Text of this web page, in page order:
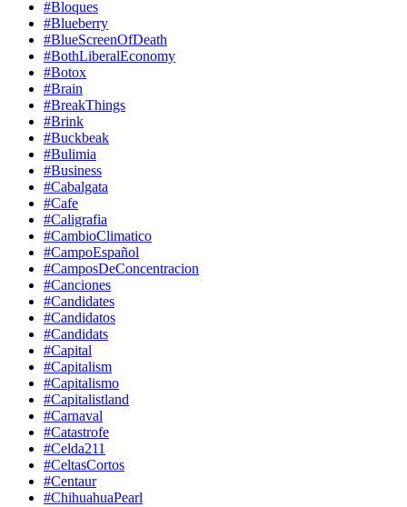
#Bloques
#Blueberry
#BlueScreenOfDeath
#BothLiberalEconomy
#Botox
#Brain
#BreakThings
#Brink
#Buckbeak
#Bulimia
#Business
#Cabalgata
#Cafe
#Caligrafia
#CambioClimatico
#CampoEspañol
#CamposDeConcentracion
#Canciones
#Candidates
#Candidatos
#Candidats
#Capital
#Capitalism
#Capitalismo
#Capitalistland
#Carnaval
#Catastrofe
#Celda211
#CeltasCortos
#Centaur
#ChihuahuaPearl